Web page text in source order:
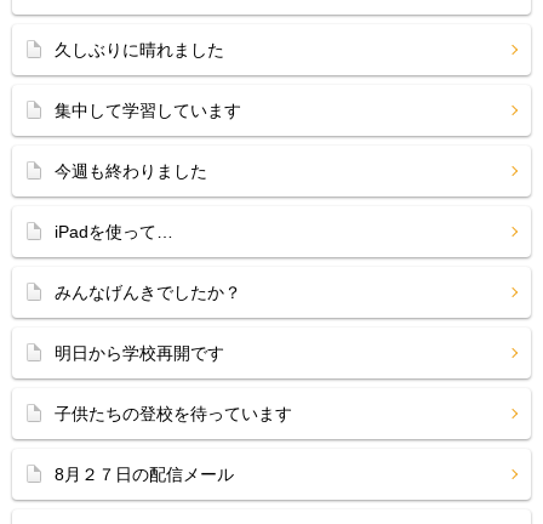
久しぶりに晴れました
集中して学習しています
今週も終わりました
iPadを使って…
みんなげんきでしたか？
明日から学校再開です
子供たちの登校を待っています
8月２７日の配信メール